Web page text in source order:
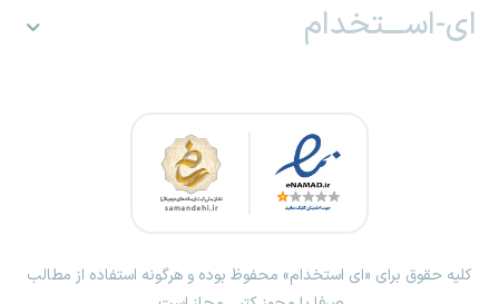
ای-اســـتخدام
کلیه حقوق برای «ای استخدام» محفوظ بوده و هرگونه استفاده از مطالب